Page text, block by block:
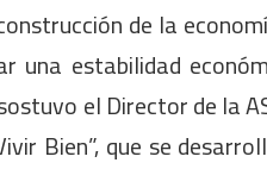
de la
una estabilidad
el Director de la
Bien”, que se